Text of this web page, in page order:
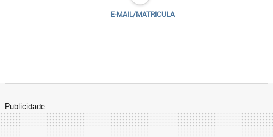
E-MAIL/MATRICULA
Publicidade